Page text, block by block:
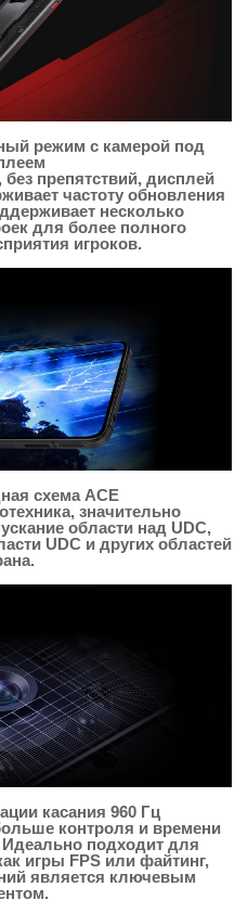
режим с камерой под
препятствий, дисплей
частоту обновления
несколько
для более полного
игроков.
схема ACE
значительно
области над UDC,
UDC и других областей
касания 960 Гц
контроля и времени
Идеально подходит для
игры FPS или файтинг,
является ключевым